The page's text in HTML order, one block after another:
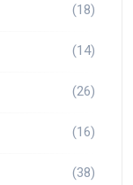
(18)
(14)
(26)
(16)
(38)